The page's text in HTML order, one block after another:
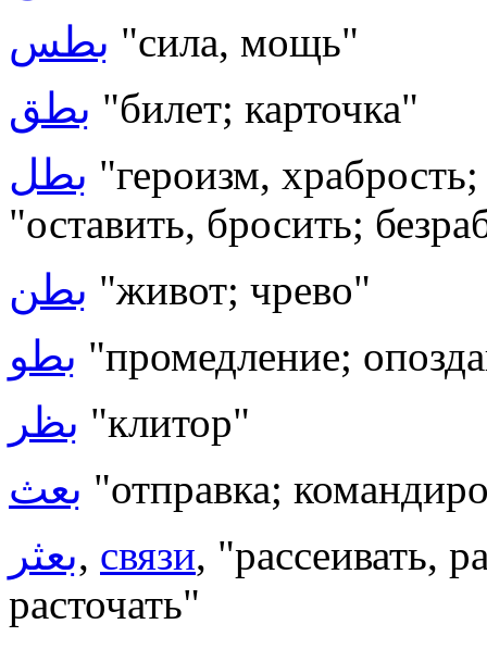
بطس "сила, мощь"
بطق "билет; карточка"
بطل "героизм,
"оставить, бросить;
بطن "живот; чрево"
بطو "промедление;
بظر "клитор"
بعث "отправка;
بعثر, связи, "рассеивать,
расточать"